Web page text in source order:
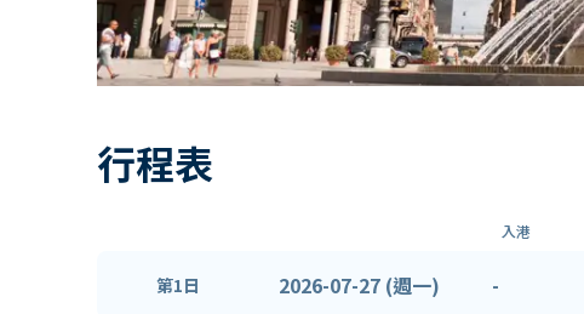
行程表
入港
第1日 2026-07-27 (週一) -